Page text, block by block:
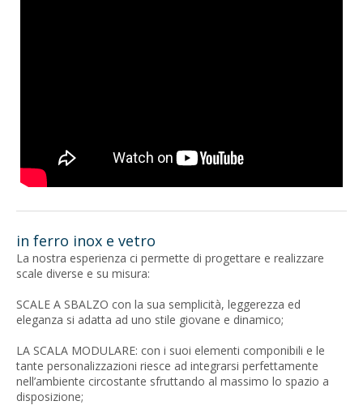
in ferro inox e vetro
La nostra esperienza ci permette di progettare e realizzare
scale diverse e su misura:
SCALE A SBALZO con la sua semplicità, leggerezza ed
eleganza si adatta ad uno stile giovane e dinamico;
LA SCALA MODULARE: con i suoi elementi componibili e le
tante personalizzazioni riesce ad integrarsi perfettamente
nell’ambiente circostante sfruttando al massimo lo spazio a
disposizione;